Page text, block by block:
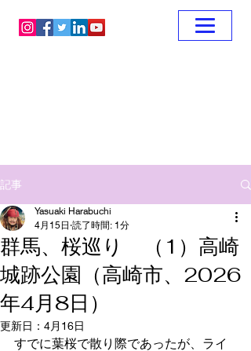
記事
群馬、桜巡り （1）高崎
城跡公園（高崎市、2026
年4月8日）
Yasuaki Harabuchi
4月15日 読了時間: 1分
更新日： 4月16日
すでに葉桜で散り際であったが、ライ